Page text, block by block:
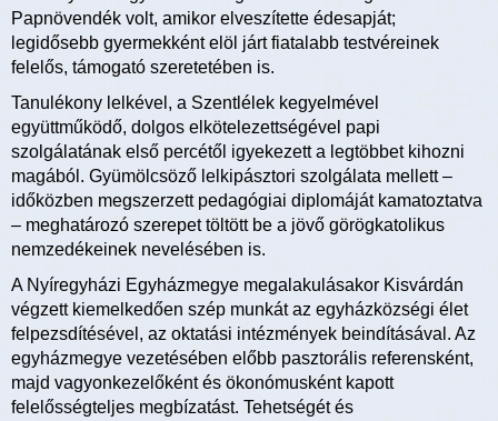
Papnövendék volt, amikor elveszítette édesapját;
legidősebb gyermekként elöl járt fiatalabb testvéreinek
felelős, támogató szeretetében is.
Tanulékony lelkével, a Szentlélek kegyelmével
együttműködő, dolgos elkötelezettségével papi
szolgálatának első percétől igyekezett a legtöbbet kihozni
magából. Gyümölcsöző lelkipásztori szolgálata mellett –
időközben megszerzett pedagógiai diplomáját kamatoztatva
– meghatározó szerepet töltött be a jövő görögkatolikus
nemzedékeinek nevelésében is.
A Nyíregyházi Egyházmegye megalakulásakor Kisvárdán
végzett kiemelkedően szép munkát az egyházközségi élet
felpezsdítésével, az oktatási intézmények beindításával. Az
egyházmegye vezetésében előbb pasztorális referensként,
majd vagyonkezelőként és ökonómusként kapott
felelősségteljes megbízatást. Tehetségét és